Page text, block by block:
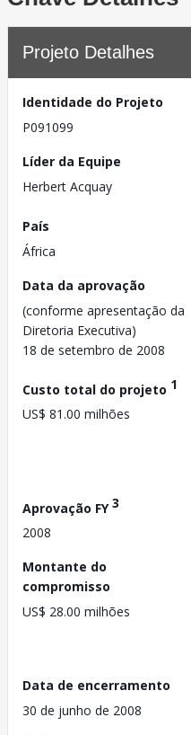
Projeto Detalhes
Identidade do Projeto
P091099
Líder da Equipe
Herbert Acquay
País
África
Data da aprovação
(conforme apresentação da
Diretoria Executiva)
18 de setembro de 2008
Custo total do projeto 1
US$ 81.00 milhões
Aprovação FY3
2008
Montante do
compromisso
US$ 28.00 milhões
Data de encerramento
30 de junho de 2008